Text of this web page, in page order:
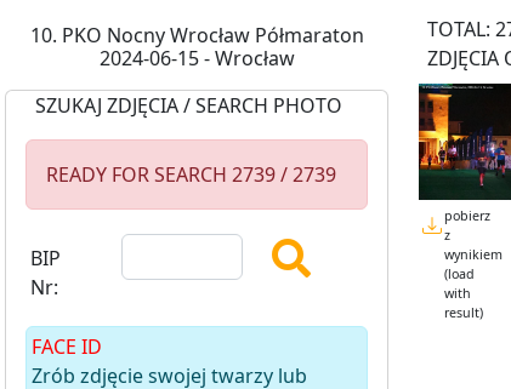
10. PKO Nocny Wrocław Półmaraton
2024-06-15 - Wrocław
SZUKAJ ZDJĘCIA / SEARCH PHOTO
READY FOR SEARCH 2739 / 2739
BIP
Nr:
FACE ID
Zrób zdjęcie swojej twarzy lub
TOTAL:
pobierz
z
wynikiem
(load
with
result)